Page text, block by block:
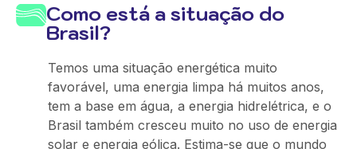
Como está a situação do
Brasil?
Temos uma situação energética muito
favorável, uma energia limpa há muitos anos,
tem a base em água, a energia hidrelétrica, e o
Brasil também cresceu muito no uso de energia
solar e energia eólica. Estima-se que o mundo